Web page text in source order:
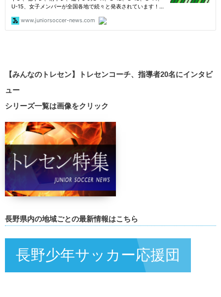
【みんなのトレセン】トレセンコーチ、指導者20名にインタビ
ュー
シリーズ一覧は画像をクリック
長野県内の地域ごとの最新情報はこちら
長野少年サッカー応援団